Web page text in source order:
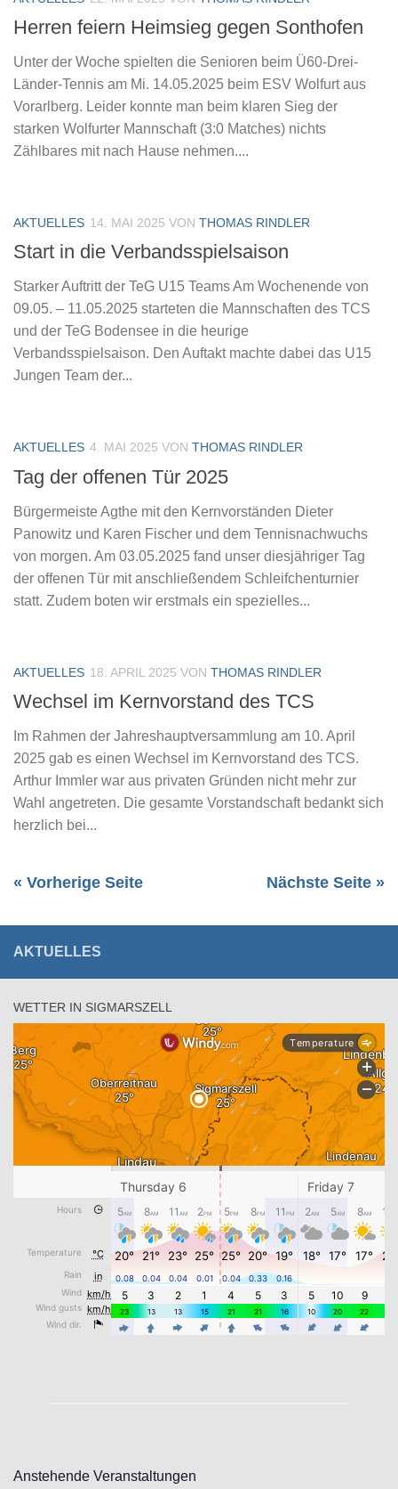
Herren feiern Heimsieg gegen Sonthofen
Unter der Woche spielten die Senioren beim Ü60-Drei-
Länder-Tennis am Mi. 14.05.2025 beim ESV Wolfurt aus
Vorarlberg. Leider konnte man beim klaren Sieg der
starken Wolfurter Mannschaft (3:0 Matches) nichts
Zählbares mit nach Hause nehmen....
AKTUELLES 14. MAI 2025 VON THOMAS RINDLER
Start in die Verbandsspielsaison
Starker Auftritt der TeG U15 Teams Am Wochenende von
09.05. – 11.05.2025 starteten die Mannschaften des TCS
und der TeG Bodensee in die heurige
Verbandsspielsaison. Den Auftakt machte dabei das U15
Jungen Team der...
AKTUELLES 4. MAI 2025 VON THOMAS RINDLER
Tag der offenen Tür 2025
Bürgermeiste Agthe mit den Kernvorständen Dieter
Panowitz und Karen Fischer und dem Tennisnachwuchs
von morgen. Am 03.05.2025 fand unser diesjähriger Tag
der offenen Tür mit anschließendem Schleifchenturnier
statt. Zudem boten wir erstmals ein spezielles...
AKTUELLES 18. APRIL 2025 VON THOMAS RINDLER
Wechsel im Kernvorstand des TCS
Im Rahmen der Jahreshauptversammlung am 10. April
2025 gab es einen Wechsel im Kernvorstand des TCS.
Arthur Immler war aus privaten Gründen nicht mehr zur
Wahl angetreten. Die gesamte Vorstandschaft bedankt sich
herzlich bei...
« Vorherige Seite Nächste Seite »
AKTUELLES
WETTER IN SIGMARSZELL
Anstehende Veranstaltungen